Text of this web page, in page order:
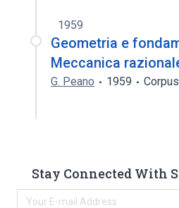
1959
Geometria e
Meccanica
G. Peano 1959
Stay Connected With